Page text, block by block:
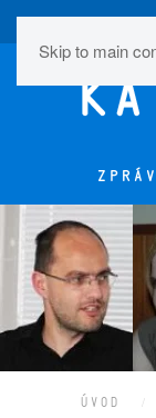
Skip to main
ÚVOD